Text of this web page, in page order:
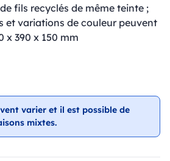
fils recyclés de même teinte ;
et variations de couleur peuvent
x 390 x 150 mm
varier et il est possible de
mixtes.